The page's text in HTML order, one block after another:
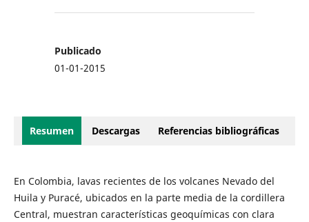
Publicado
01-01-2015
Resumen Descargas Referencias bibliográficas
En Colombia, lavas recientes de los volcanes Nevado del
Huila y Puracé, ubicados en la parte media de la cordillera
Central, muestran características geoquímicas con clara